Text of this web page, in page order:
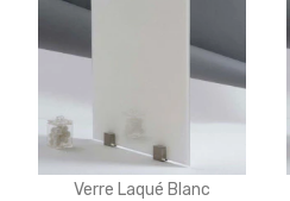
Verre Laqué Blanc